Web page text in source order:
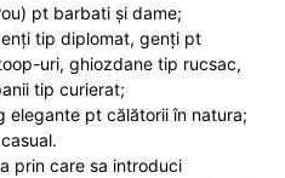
pt barbati și dame;
tip diplomat, genți pt
uri, ghiozdane tip rucsac,
tip curierat;
elegante pt călătorii în natura;
prin care sa introduci